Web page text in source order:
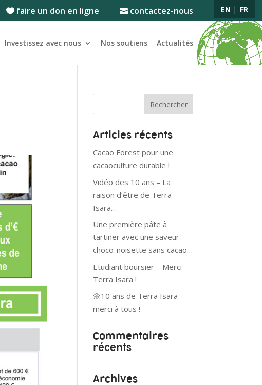
faire un don en ligne contactez-nous
Investissez avec nous Nos soutiens Actualités
Articles récents
Cacao Forest pour une
cacaoculture durable !
Vidéo des 10 ans – La
raison d’être de Terra
Isara…
Une première pâte à
tartiner avec une saveur
choco-noisette sans cacao…
Etudiant boursier – Merci
Terra Isara !
🌼10 ans de Terra Isara –
merci à tous !
Commentaires
récents
Archives
EN FR